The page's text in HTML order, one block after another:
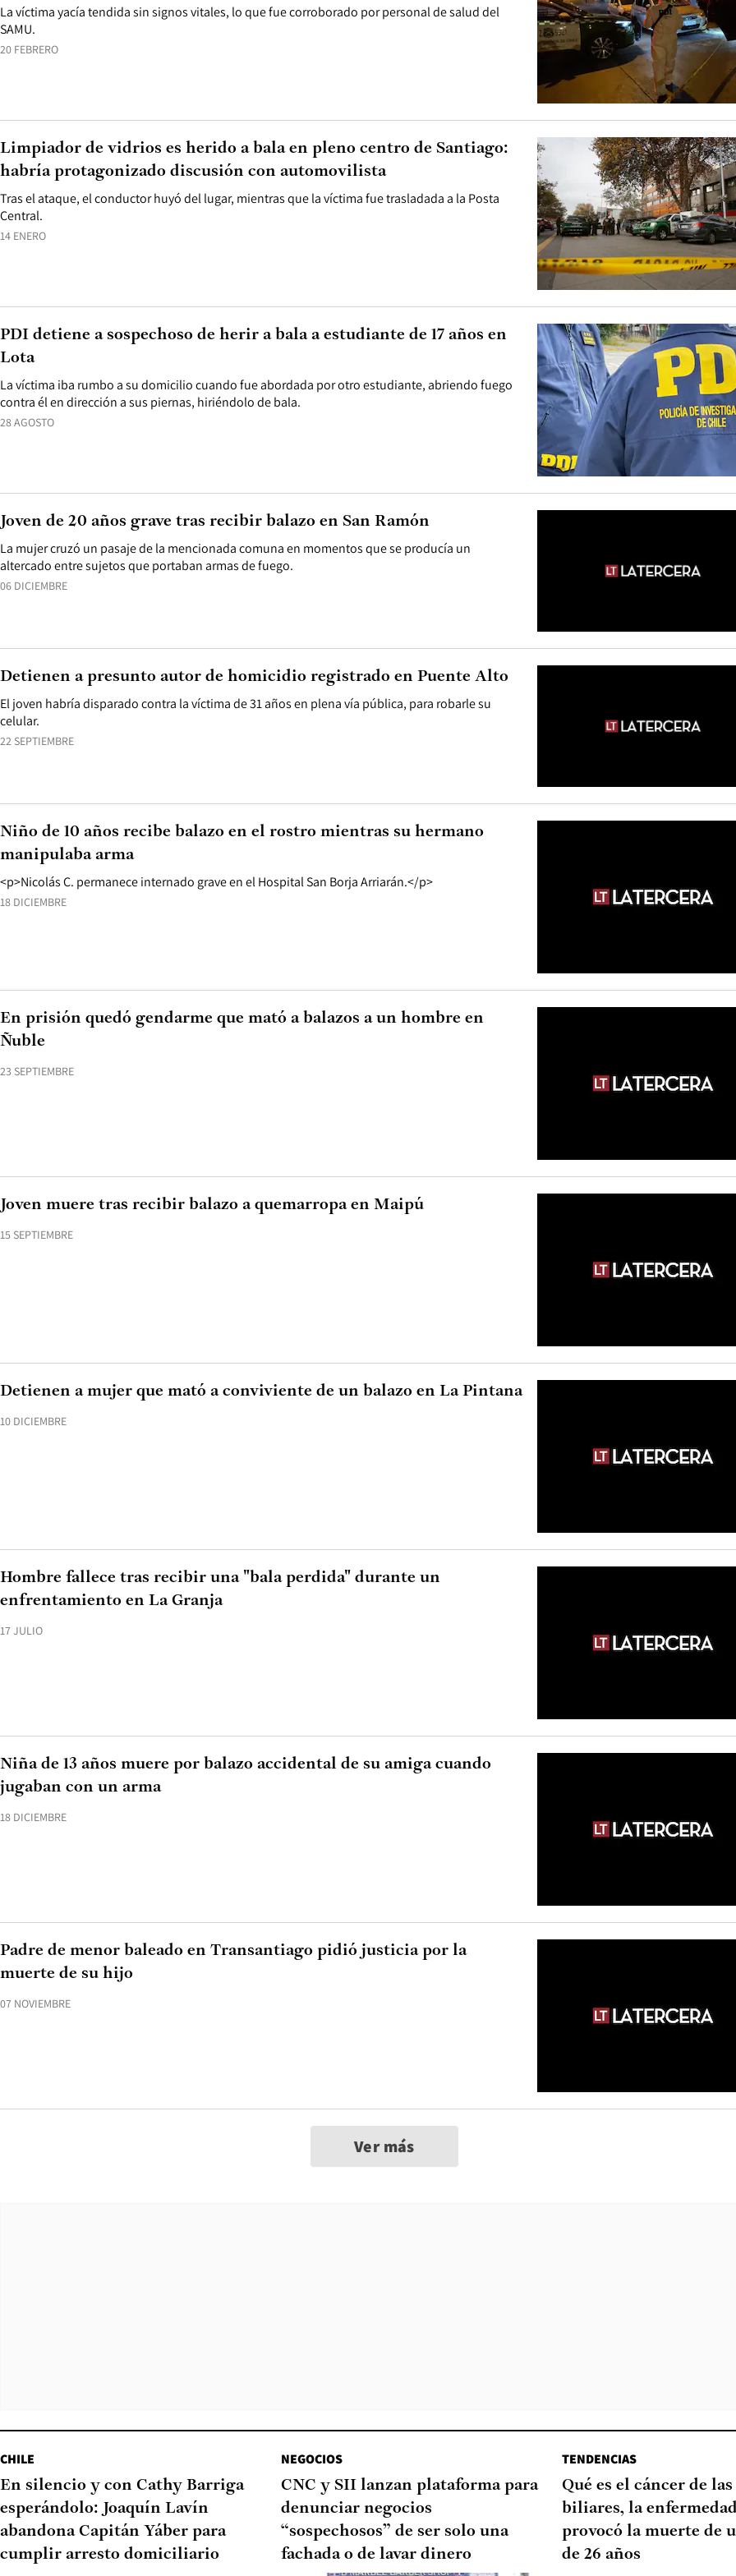
20 FEBRERO
La víctima yacía tendida sin signos vitales, lo que fue corroborado por personal de salud del
SAMU.
14 ENERO
Tras el ataque, el conductor huyó del lugar, mientras que la víctima fue trasladada a la Posta
Central.
Limpiador de vidrios es herido a bala en pleno centro de Santiago:
habría protagonizado discusión con automovilista
28 AGOSTO
La víctima iba rumbo a su domicilio cuando fue abordada por otro estudiante, abriendo fuego
contra él en dirección a sus piernas, hiriéndolo de bala.
PDI detiene a sospechoso de herir a bala a estudiante de 17 años en
Lota
06 DICIEMBRE
La mujer cruzó un pasaje de la mencionada comuna en momentos que se producía un
altercado entre sujetos que portaban armas de fuego.
Joven de 20 años grave tras recibir balazo en San Ramón
22 SEPTIEMBRE
El joven habría disparado contra la víctima de 31 años en plena vía pública, para robarle su
celular.
Detienen a presunto autor de homicidio registrado en Puente Alto
18 DICIEMBRE
<p>Nicolás C. permanece internado grave en el Hospital San Borja Arriarán.</p>
Niño de 10 años recibe balazo en el rostro mientras su hermano
manipulaba arma
23 SEPTIEMBRE
En prisión quedó gendarme que mató a balazos a un hombre en
Ñuble
15 SEPTIEMBRE
Joven muere tras recibir balazo a quemarropa en Maipú
10 DICIEMBRE
Detienen a mujer que mató a conviviente de un balazo en La Pintana
17 JULIO
Hombre fallece tras recibir una "bala perdida" durante un
enfrentamiento en La Granja
18 DICIEMBRE
Niña de 13 años muere por balazo accidental de su amiga cuando
jugaban con un arma
07 NOVIEMBRE
Padre de menor baleado en Transantiago pidió justicia por la
muerte de su hijo
Ver más
CHILE
En silencio y con Cathy Barriga
esperándolo: Joaquín Lavín
abandona Capitán Yáber para
cumplir arresto domiciliario
NEGOCIOS
CNC y SII lanzan plataforma para
denunciar negocios
“sospechosos” de ser solo una
fachada o de lavar dinero
TENDENCIAS
Qué es el cáncer de
biliares, la
provocó la muerte de
de 26 años